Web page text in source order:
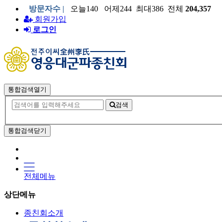
방문자수 | 오늘140 어제244 최대386 전체 204,357
회원가입
로그인
통합검색열기
검색
통합검색닫기
전체메뉴
상단메뉴
종친회소개